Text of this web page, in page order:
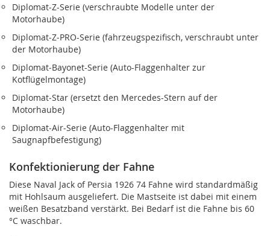
Diplomat‑Z-Serie (verschraubte Modelle unter der
Motorhaube)
Diplomat‑Z‑PRO-Serie (fahrzeugspezifisch, verschraubt unter
der Motorhaube)
Diplomat‑Bayonet-Serie (Auto-Flaggenhalter zur
Kotflügelmontage)
Diplomat‑Star (ersetzt den Mercedes-Stern auf der
Motorhaube)
Diplomat‑Air-Serie (Auto-Flaggenhalter mit
Saugnapfbefestigung)
Konfektionierung der Fahne
Diese Naval Jack of Persia 1926 74 Fahne wird standardmäßig
mit Hohlsaum ausgeliefert. Die Mastseite ist dabei mit einem
weißen Besatzband verstärkt. Bei Bedarf ist die Fahne bis 60
°C waschbar.